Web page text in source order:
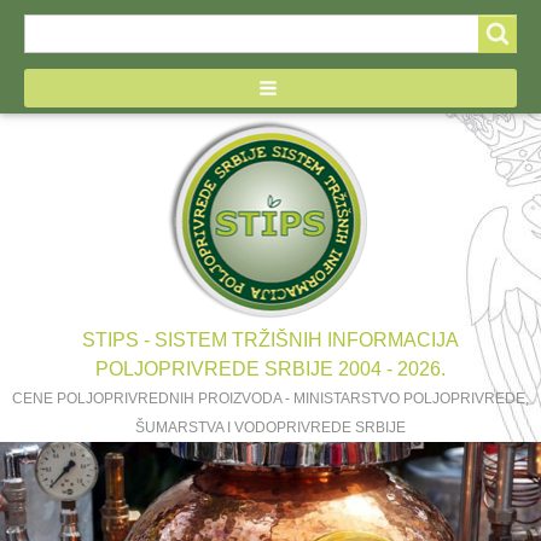
Search
form
STIPS - SISTEM TRŽIŠNIH INFORMACIJA
POLJOPRIVREDE SRBIJE 2004 - 2026.
CENE POLJOPRIVREDNIH PROIZVODA - MINISTARSTVO POLJOPRIVREDE,
ŠUMARSTVA I VODOPRIVREDE SRBIJE